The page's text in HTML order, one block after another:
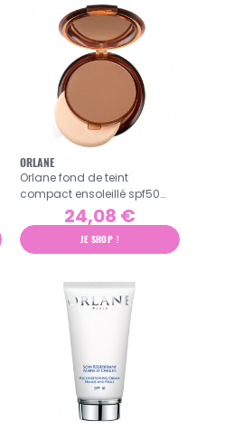
ORLANE
Orlane fond de teint
compact ensoleillé spf50
24,08 €
JE SHOP !